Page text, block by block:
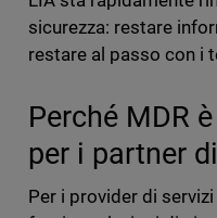
sicurezza: restare
restare al passo con i
Perché MDR
per i partner
Per i provider di